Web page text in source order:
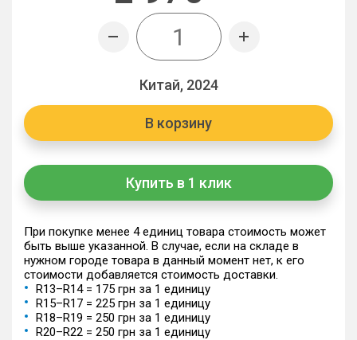
Китай, 2024
В корзину
Купить в 1 клик
При покупке менее 4 единиц товара стоимость может
быть выше указанной. В случае, если на складе в
нужном городе товара в данный момент нет, к его
стоимости добавляется стоимость доставки.
R13–R14 = 175 грн за 1 единицу
R15–R17 = 225 грн за 1 единицу
R18–R19 = 250 грн за 1 единицу
R20–R22 = 250 грн за 1 единицу